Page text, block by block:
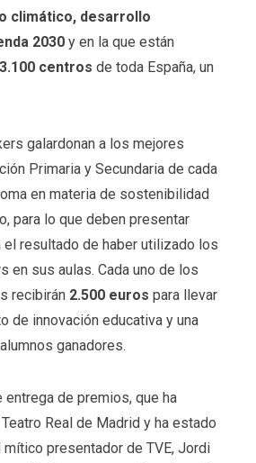
climático, desarrollo
2030 y en la que están
3.100 centros de toda España, un
galardonan a los mejores
Primaria y Secundaria de cada
en materia de sostenibilidad
para lo que deben presentar
el resultado de haber utilizado los
en sus aulas. Cada uno de los
recibirán 2.500 euros para llevar
de innovación educativa y una
ganadores.
entrega de premios, que ha
Real de Madrid y ha estado
presentador de TVE, Jordi